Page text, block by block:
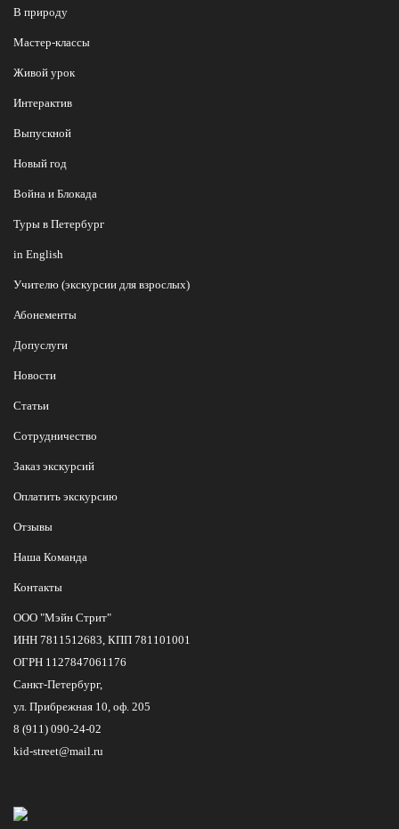
В природу
Мастер-классы
Живой урок
Интерактив
Выпускной
Новый год
Война и Блокада
Туры в Петербург
in English
Учителю (экскурсии для взрослых)
Абонементы
Допуслуги
Новости
Статьи
Сотрудничество
Заказ экскурсий
Оплатить экскурсию
Отзывы
Наша Команда
Контакты
ООО "Мэйн Стрит"
ИНН 7811512683, КПП 781101001
ОГРН 1127847061176
Санкт-Петербург,
ул. Прибрежная 10, оф. 205
8 (911) 090-24-02
kid-street@mail.ru